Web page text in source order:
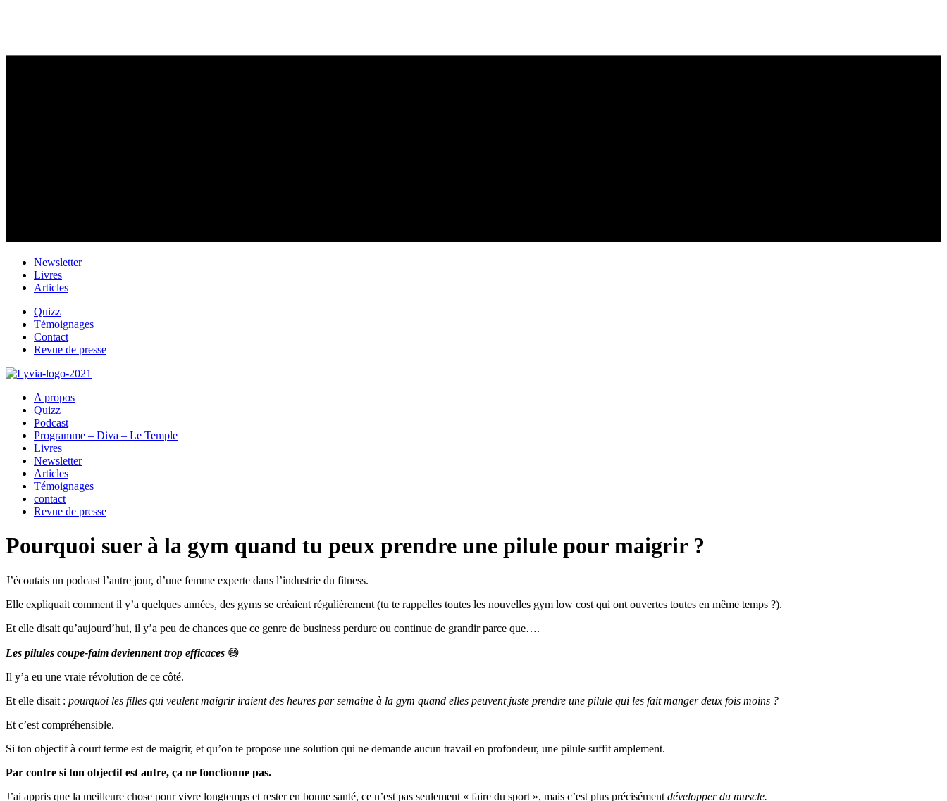
Newsletter
Livres
Articles
Quizz
Témoignages
Contact
Revue de presse
A propos
Quizz
Podcast
Programme – Diva – Le Temple
Livres
Newsletter
Articles
Témoignages
contact
Revue de presse
Pourquoi suer à la gym quand tu peux prendre une pilule pour maigrir ?
J’écoutais un podcast l’autre jour, d’une femme experte dans l’industrie du fitness.
Elle expliquait comment il y’a quelques années, des gyms se créaient régulièrement (tu te rappelles toutes les nouvelles gym low cost qui ont ouvertes toutes en même temps ?).
Et elle disait qu’aujourd’hui, il y’a peu de chances que ce genre de business perdure ou continue de grandir parce que….
Les pilules coupe-faim deviennent trop efficaces 😅
Il y’a eu une vraie révolution de ce côté.
Et elle disait : pourquoi les filles qui veulent maigrir iraient des heures par semaine à la gym quand elles peuvent juste prendre une pilule qui les fait manger deux fois moins ?
Et c’est compréhensible.
Si ton objectif à court terme est de maigrir, et qu’on te propose une solution qui ne demande aucun travail en profondeur, une pilule suffit amplement.
Par contre si ton objectif est autre, ça ne fonctionne pas.
J’ai appris que la meilleure chose pour vivre longtemps et rester en bonne santé, ce n’est pas seulement « faire du sport », mais c’est plus précisément développer du muscle.